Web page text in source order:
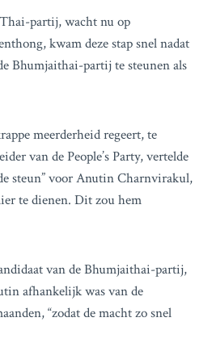
Thai-partij, wacht nu op
kwam deze stap snel nadat
Bhumjaithai-partij te steunen als
meerderheid regeert, te
van de People’s Party, vertelde
steun” voor Anutin Charnvirakul,
te dienen. Dit zou hem
van de Bhumjaithai-partij,
afhankelijk was van de
“zodat de macht zo snel